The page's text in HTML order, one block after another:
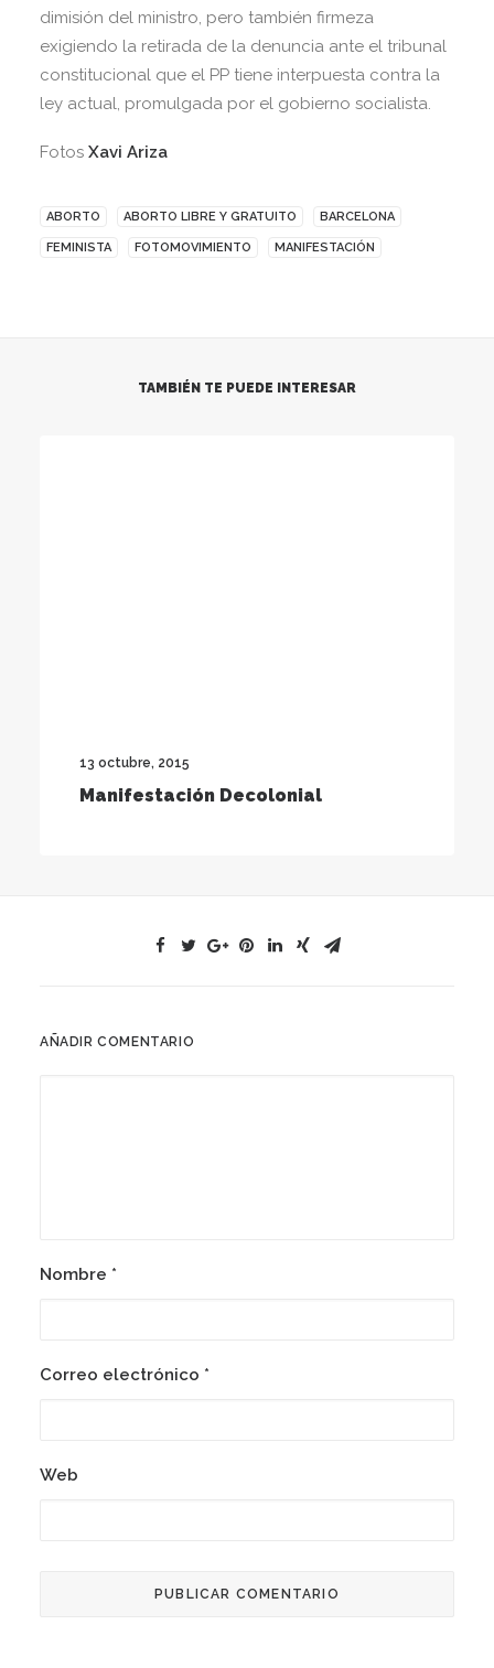
dimisión del ministro, pero también firmeza
exigiendo la retirada de la denuncia ante el tribunal
constitucional que el PP tiene interpuesta contra la
ley actual, promulgada por el gobierno socialista.
Fotos Xavi Ariza
ABORTO ABORTO LIBRE Y GRATUITO BARCELONA
FEMINISTA FOTOMOVIMIENTO MANIFESTACIÓN
TAMBIÉN TE PUEDE INTERESAR
13 octubre, 2015
Manifestación Decolonial
AÑADIR COMENTARIO
Nombre *
Correo electrónico *
Web